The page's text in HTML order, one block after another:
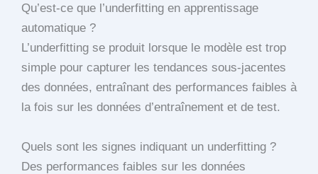
Qu’est-ce que l’underfitting en apprentissage
automatique ?
L’underfitting se produit lorsque le modèle est trop
simple pour capturer les tendances sous-jacentes
des données, entraînant des performances faibles à
la fois sur les données d’entraînement et de test.
Quels sont les signes indiquant un underfitting ?
Des performances faibles sur les données